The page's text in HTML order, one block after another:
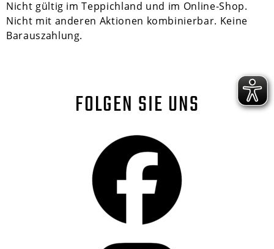
Nicht gültig im Teppichland und im Online-Shop.
Nicht mit anderen Aktionen kombinierbar. Keine
Barauszahlung.
FOLGEN SIE UNS